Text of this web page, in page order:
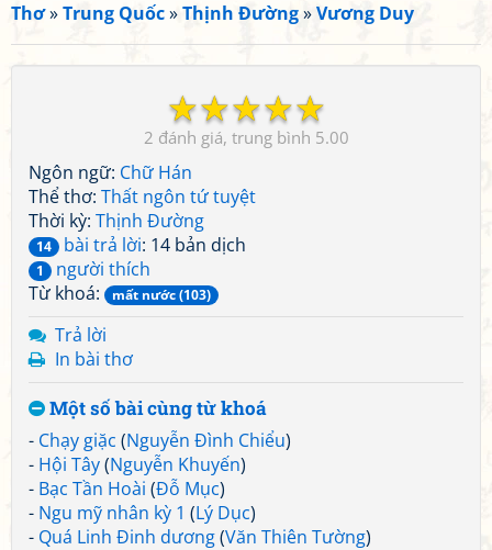
Thơ»Trung Quốc»Thịnh Đường»Vương Duy
☆
☆
☆
☆
☆
2 5.00
Ngôn ngữ: Chữ Hán
Thể thơ: Thất ngôn tứ tuyệt
Thời kỳ: Thịnh Đường
14 bài trả lời: 14 bản dịch
1
người thích
Từ khoá:
mất nước (103)
Trả lời
In bài thơ
Một số bài cùng từ khoá
- Chạy giặc (Nguyễn Đình Chiểu)
- Hội Tây(Nguyễn Khuyến)
- Bạc Tần Hoài (Đỗ Mục)
- Ngu mỹ nhân kỳ 1 (Lý Dục)
- Quá Linh Đinh dương(Văn Thiên Tường)